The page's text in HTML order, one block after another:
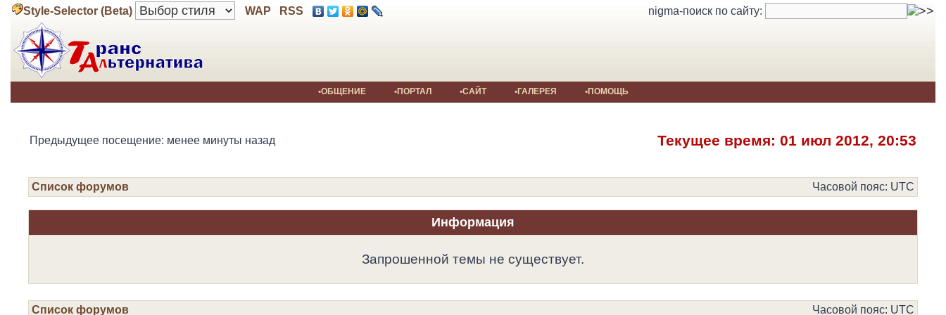
Style-Selector (Beta) WAP RSS nigma-поиск по сайту:
•ОБЩЕНИЕ •ПОРТАЛ •САЙТ •ГАЛЕРЕЯ •ПОМОЩЬ
Предыдущее посещение: менее минуты назад Текущее время: 01 июл 2012, 20:53
Список форумов Часовой пояс: UTC
Информация
Запрошенной темы не существует.
Список форумов Часовой пояс: UTC